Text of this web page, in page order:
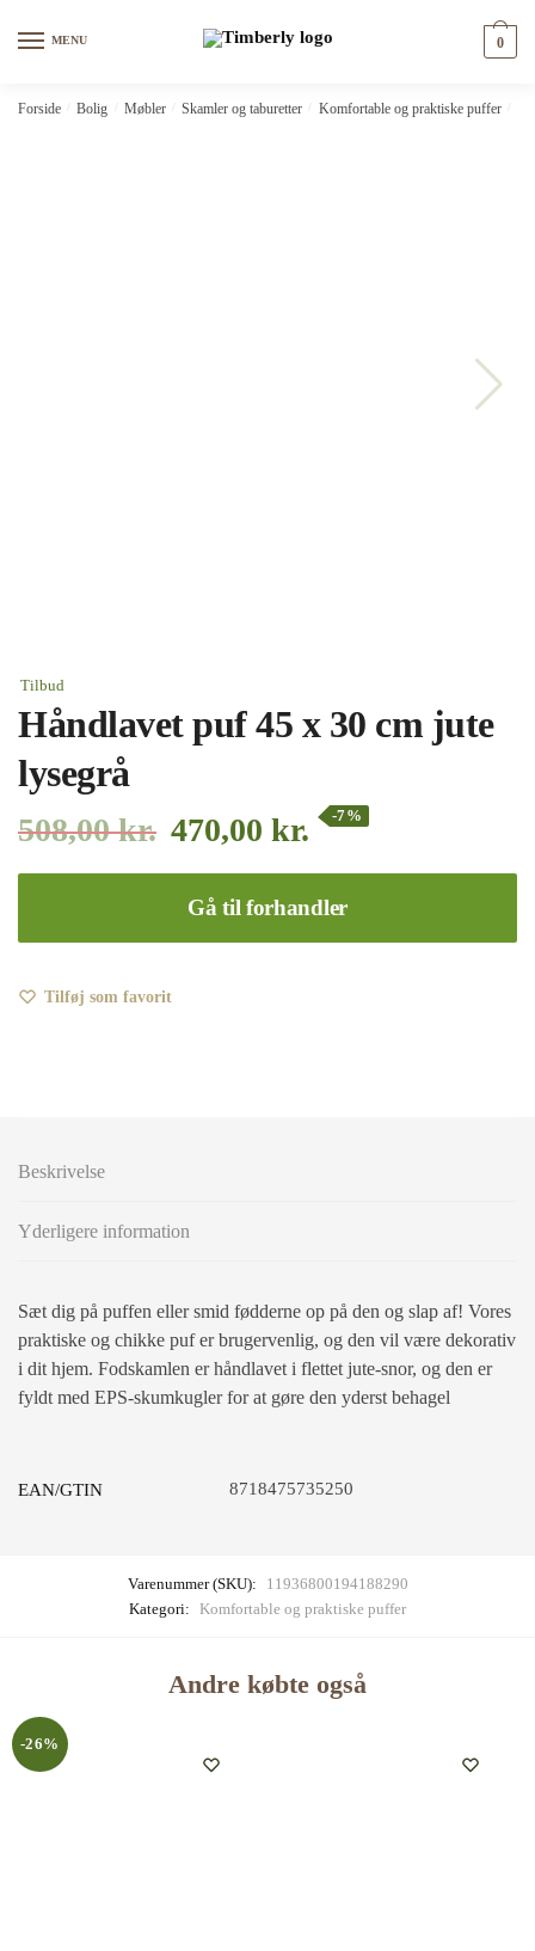
MENU 0
Forside Bolig Møbler Skamler og taburetter Komfortable og praktiske puffer
Tilbud
Håndlavet puf 45 x 30 cm jute
lysegrå
508,00kr. 470,00 kr. -7%
Gå til forhandler
Tilføj som favorit
Beskrivelse
Yderligere information
Sæt dig på puffen eller smid fødderne op på den og slap af! Vores
praktiske og chikke puf er brugervenlig, og den vil være dekorativ
i dit hjem. Fodskamlen er håndlavet i flettet jute-snor, og den er
fyldt med EPS-skumkugler for at gøre den yderst behagel
EAN/GTIN 8718475735250
Varenummer (SKU):
11936800194188290
Kategori: Komfortable og praktiske puffer
Andre købte også
-26%